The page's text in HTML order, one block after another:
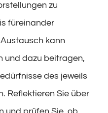
zu
füreinander
kann
und dazu beitragen,
des jeweils
Reflektieren Sie über